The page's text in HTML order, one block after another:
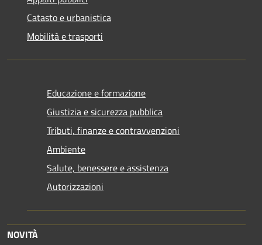
Catasto e urbanistica
Mobilità e trasporti
Educazione e formazione
Giustizia e sicurezza pubblica
Tributi, finanze e contravvenzioni
Ambiente
Salute, benessere e assistenza
Autorizzazioni
NOVITÀ